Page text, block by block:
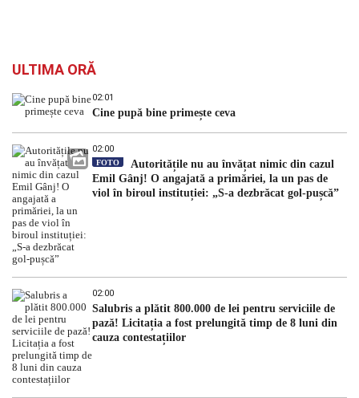
ULTIMA ORĂ
02:01
Cine pupă bine primește ceva
02:00
FOTO
Autoritățile nu au învățat nimic din cazul
Emil Gânj! O angajată a primăriei, la un pas de
viol în biroul instituției: „S-a dezbrăcat gol-pușcă”
02:00
Salubris a plătit 800.000 de lei pentru serviciile de
pază! Licitația a fost prelungită timp de 8 luni din
cauza contestațiilor